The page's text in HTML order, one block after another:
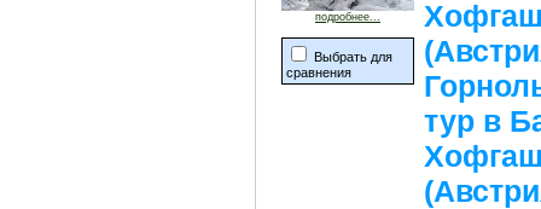
подробнее...
Выбрать для
сравнения
тур в